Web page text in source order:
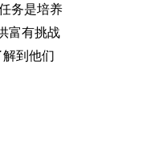
务是培养
富有挑战
到他们